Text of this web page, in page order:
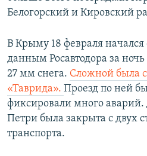
720p
Белогорский и Кировский
В Крыму 18 февраля
данным Росавтодора за
27 мм снега. Сложной была
«Таврида». Проезд по ней
фиксировали много аварий.
Петри была закрыта с двух
транспорта.